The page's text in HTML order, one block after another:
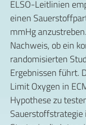
ELSO-Leitlinien
einen
mmHg
Nachweis, ob ein
randomisierten
Ergebnissen führt.
Limit Oxygen in
Hypothese zu
Sauerstoffstrategie